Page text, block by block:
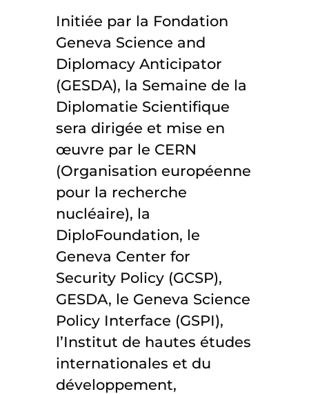
Initiée par la Fondation
Geneva Science and
Diplomacy Anticipator
(GESDA), la Semaine de la
Diplomatie Scientifique
sera dirigée et mise en
œuvre par le CERN
(Organisation européenne
pour la recherche
nucléaire), la
DiploFoundation, le
Geneva Center for
Security Policy (GCSP),
GESDA, le Geneva Science
Policy Interface (GSPI),
l’Institut de hautes études
internationales et du
développement,